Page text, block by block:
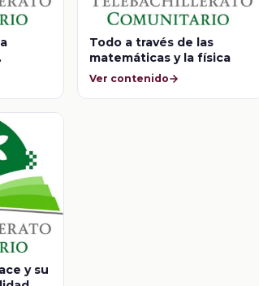
Todo a través de las
matemáticas y la física
Ver contenido
y su